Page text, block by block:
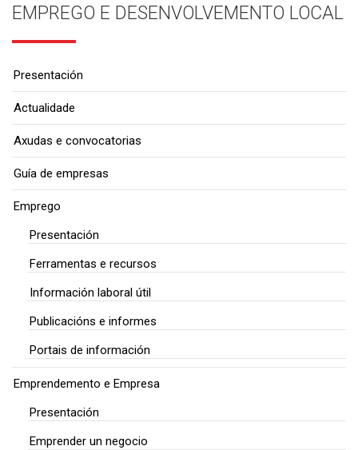
EMPREGO E DESENVOLVEMENTO LOCAL
Presentación
Actualidade
Axudas e convocatorias
Guía de empresas
Emprego
Presentación
Ferramentas e recursos
Información laboral útil
Publicacións e informes
Portais de información
Emprendemento e Empresa
Presentación
Emprender un negocio